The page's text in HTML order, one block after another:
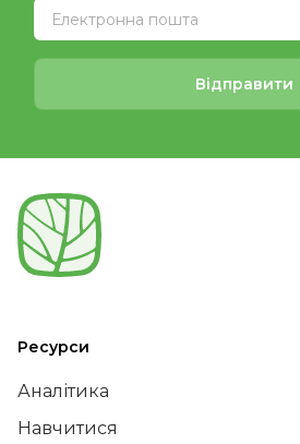
Відправити
Ресурси
Аналітика
Навчитися